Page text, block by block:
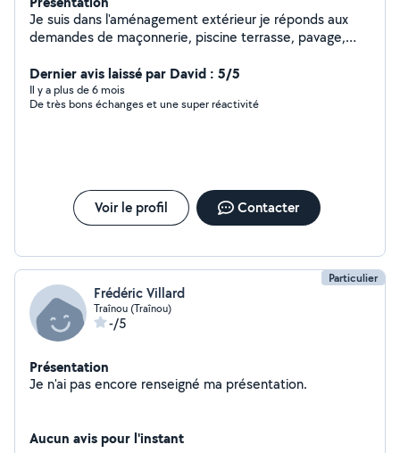
Je suis dans l'aménagement extérieur je réponds aux
demandes de maçonnerie, piscine terrasse, pavage,
nettoyage karcher, création de massif... Jaime l'entraide
Dernier avis laissé par David : 5/5
Il y a plus de 6 mois
De très bons échanges et une super réactivité
Voir le profil Contacter
Particulier
Frédéric Villard
Traînou (Traînou)
-/5
Présentation
Je n'ai pas encore renseigné ma présentation.
Aucun avis pour l'instant